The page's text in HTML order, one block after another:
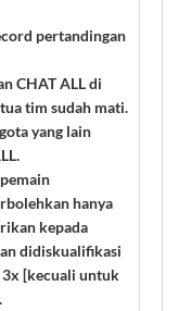
pertandingan
CHAT ALL di
tim sudah mati.
yang lain
hanya
kepada
didiskualifikasi
[kecuali untuk